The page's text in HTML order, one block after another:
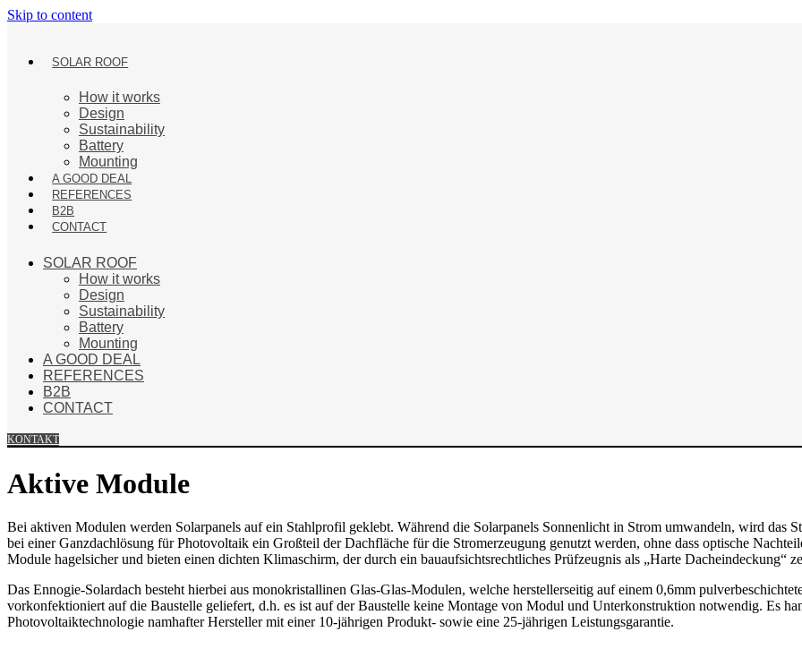
Skip to content
SOLAR ROOF
How it works
Design
Sustainability
Battery
Mounting
A GOOD DEAL
REFERENCES
B2B
CONTACT
SOLAR ROOF
How it works
Design
Sustainability
Battery
Mounting
A GOOD DEAL
REFERENCES
B2B
CONTACT
KONTAKT
Aktive Module
Bei aktiven Modulen werden Solarpanels auf ein Stahlprofil geklebt. Während die Solarpanels Sonnenlicht in Strom umwandeln, wird das
bei einer Ganzdachlösung für Photovoltaik ein Großteil der Dachfläche für die Stromerzeugung genutzt werden, ohne dass optische
Module hagelsicher und bieten einen dichten Klimaschirm, der durch ein bauaufsichtsrechtliches Prüfzeugnis als „Harte Dacheindeckung“
Das Ennogie-Solardach besteht hierbei aus monokristallinen Glas-Glas-Modulen, welche herstellerseitig auf einem 0,6mm
vorkonfektioniert auf die Baustelle geliefert, d.h. es ist auf der Baustelle keine Montage von Modul und Unterkonstruktion notwendig. Es
Photovoltaiktechnologie namhafter Hersteller mit einer 10-jährigen Produkt- sowie eine 25-jährigen Leistungsgarantie.